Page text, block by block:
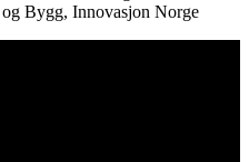
Bygg, Innovasjon Norge